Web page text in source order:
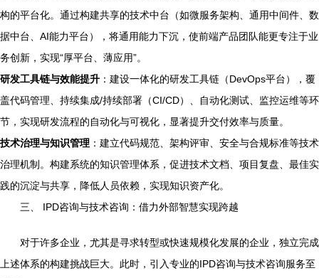
构的平台化。通过构建共享的技术中台（如微服务架构、通用中间件、数
据中台、AI能力平台），将通用能力下沉，使前端产品团队能更专注于业
务创新，实现“厚平台、薄应用”。
研发工具链与效能提升 ：建设一体化的研发工具链（DevOps平台），覆
盖代码管理、持续集成/持续部署（CI/CD）、自动化测试、监控运维等环
节，实现研发流程的自动化与可视化，显著提升交付效率与质量。
技术治理与知识管理 ：建立代码规范、架构评审、安全与合规标准等技术
治理机制。构建系统的知识管理体系，促进技术文档、项目复盘、最佳实
践的沉淀与共享，降低人员依赖，实现知识资产化。
三、 IPD咨询与技术咨询：借力外部智慧实现跨越
对于许多企业，尤其是寻求转型或快速规模化发展的企业，独立完成
上述体系的构建挑战巨大。此时，引入专业的IPD咨询与技术咨询服务至